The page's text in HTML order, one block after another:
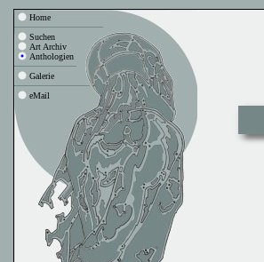
Home
Suchen
Art Archiv
Anthologien
Galerie
eMail